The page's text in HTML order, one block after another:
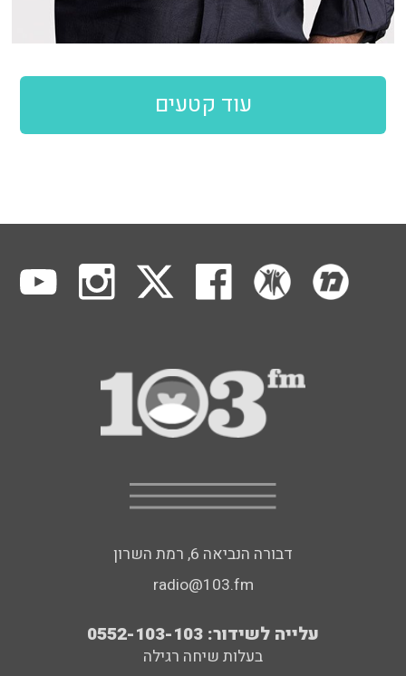
עוד קטעים
דבורה הנביאה 6, רמת השרון
radio@103.fm
עלייה לשידור: 0552-103-103
בעלות שיחה רגילה